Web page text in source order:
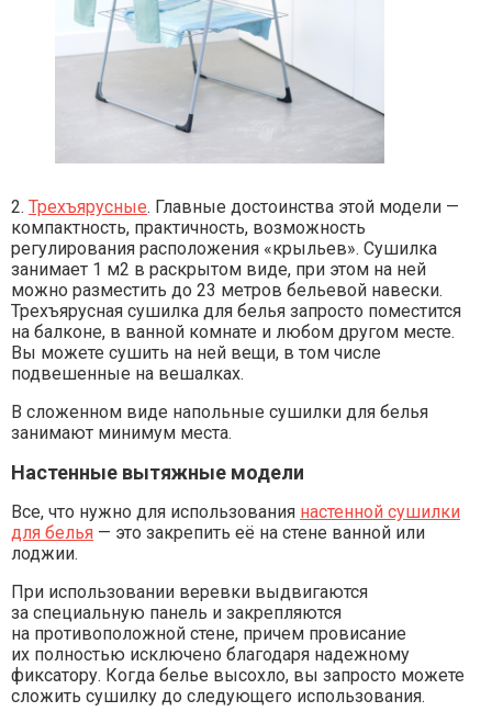
2. Трехъярусные. Главные достоинства этой модели —
компактность, практичность, возможность
регулирования расположения «крыльев». Сушилка
занимает 1 м2 в раскрытом виде, при этом на ней
можно разместить до 23 метров бельевой навески.
Трехъярусная сушилка для белья запросто поместится
на балконе, в ванной комнате и любом другом месте.
Вы можете сушить на ней вещи, в том числе
подвешенные на вешалках.
В сложенном виде напольные сушилки для белья
занимают минимум места.
Настенные вытяжные модели
Все, что нужно для использования настенной сушилки
для белья — это закрепить её на стене ванной или
лоджии.
При использовании веревки выдвигаются
за специальную панель и закрепляются
на противоположной стене, причем провисание
их полностью исключено благодаря надежному
фиксатору. Когда белье высохло, вы запросто можете
сложить сушилку до следующего использования.